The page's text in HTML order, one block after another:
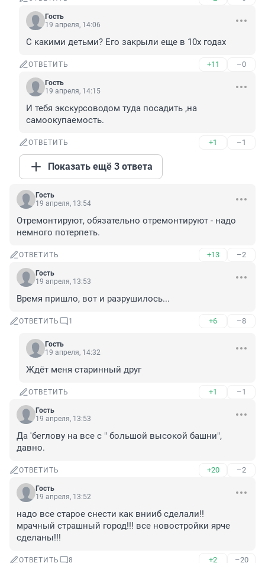
Гость
19 апреля, 14:06
С какими детьми? Его закрыли еще в 10х годах
ОТВЕТИТЬ +11 –0
Гость
19 апреля, 14:15
И тебя экскурсоводом туда посадить ,на
самоокупаемость.
ОТВЕТИТЬ +1 –1
Показать ещё 3 ответа
Гость
19 апреля, 13:54
Отремонтируют, обязательно отремонтируют - надо
немного потерпеть.
ОТВЕТИТЬ +13 –2
Гость
19 апреля, 13:53
Время пришло, вот и разрушилось...
ОТВЕТИТЬ 1 +6 –8
Гость
19 апреля, 14:32
Ждёт меня старинный друг
ОТВЕТИТЬ +1 –1
Гость
19 апреля, 13:53
Да 'беглову на все с " большой высокой башни",
давно.
ОТВЕТИТЬ +20 –2
Гость
19 апреля, 13:52
надо все старое снести как внииб сделали!!
мрачный страшный город!!! все новостройки ярче
сделаны!!!
ОТВЕТИТЬ 8 +2 –20